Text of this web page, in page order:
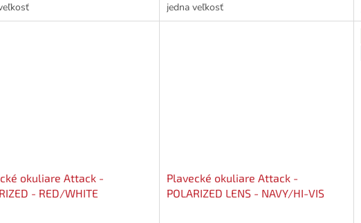
jedna veľkosť
okuliare Attack -
- RED/WHITE
Plavecké okuliare Attack -
POLARIZED LENS - NAVY/HI-VIS